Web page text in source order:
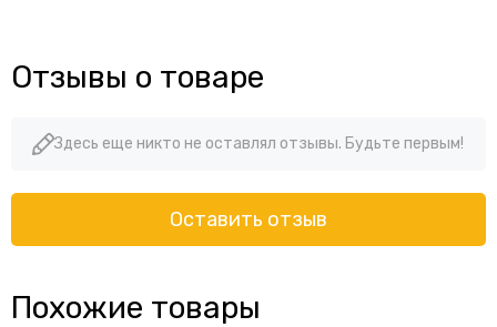
Отзывы о товаре
Здесь еще никто не оставлял отзывы. Будьте первым!
Оставить отзыв
Похожие товары